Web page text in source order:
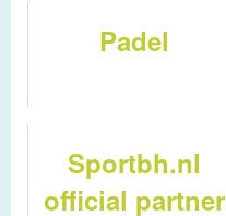
Padel
Sportbh.nl
official partner